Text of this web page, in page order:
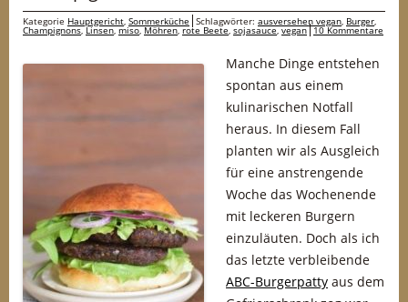
Kategorie Hauptgericht, Sommerküche Schlagwörter: ausversehen vegan, Burger,
Champignons,Linsen,miso,Möhren,rote Beete, sojasauce,vegan 10 Kommentare
Manche Dinge entstehen
spontan aus einem
kulinarischen Notfall
heraus. In diesem Fall
planten wir als Ausgleich
für eine anstrengende
Woche das Wochenende
mit leckeren Burgern
einzuläuten. Doch als ich
das letzte verbleibende
ABC-Burgerpatty aus dem